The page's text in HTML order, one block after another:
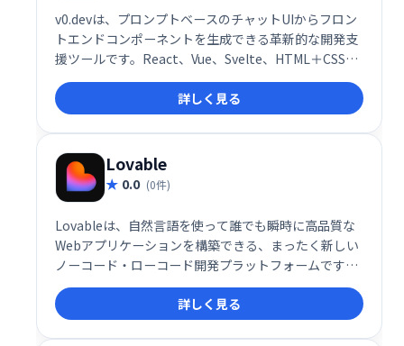
v0.devは、プロンプトベースのチャットUIからフロン
トエンドコンポーネントを生成できる革新的な開発支
援ツールです。React、Vue、Svelte、HTML＋CSSと
いった主要なフロントエンド技術に対応し、プログラ
マーが自然言語でUIやコードの指示を出すだけで、す
ぐに利用可能なコードを生成します。コードはそのま
まコピー・ダウンロードできるだけでなく、shadcn
CLIを使ってNext.jsプロジェクトへの組み込みまで一
気に行える点が大きな特長です。
詳しく見る
Lovable
0.0 (0件)
Lovableは、自然言語を使って誰でも瞬時に高品質な
Webアプリケーションを構築できる、まったく新しい
ノーコード・ローコード開発プラットフォームです。
「アイデアからアプリまで数秒」というコンセプトの
もと、Lovableは“スーパーヒューマンなフルスタック
エンジニア”として、開発の常識を根底から覆します。
詳しく見る